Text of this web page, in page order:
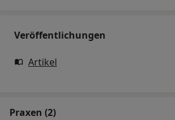
Veröffentlichungen
Artikel
Praxen (2)